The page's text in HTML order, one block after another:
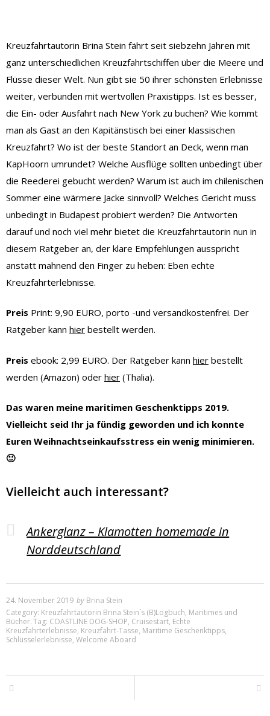
Kreuzfahrtautorin Brina Stein fährt seit siebzehn Jahren mit
ganz unterschiedlichen Kreuzfahrtschiffen über die Meere und
Flüsse dieser Welt. Nun gibt sie 50 ihrer schönsten Erlebnisse
weiter, verbunden mit wertvollen Praxistipps. Ist es besser,
die Ein- oder Ausfahrt nach New York zu buchen? Wie kommt
man als Gast an den Kapitänstisch bei einer klassischen
Kreuzfahrt? Wo ist der beste Standort an Deck, wenn man
KapHoorn umrundet? Welche Ausflüge sollten unbedingt über
die Reederei gebucht werden? Warum ist auch im chilenischen
Sommer eine wärmere Jacke sinnvoll? Welches Gericht muss
unbedingt in Budapest probiert werden? Die Antworten
darauf und noch viel mehr bietet die Kreuzfahrtautorin nun in
diesem Ratgeber an, der klare Empfehlungen ausspricht
anstatt mahnend den Finger zu heben: Eben echte
Kreuzfahrterlebnisse.
Preis Print: 9,90 EURO, porto -und versandkostenfrei. Der
Ratgeber kann hier bestellt werden.
Preis ebook: 2,99 EURO. Der Ratgeber kann hier bestellt
werden (Amazon) oder hier (Thalia).
Das waren meine maritimen Geschenktipps 2019.
Vielleicht seid Ihr ja fündig geworden und ich konnte
Euren Weihnachtseinkaufsstress ein wenig minimieren.
🙂
Vielleicht auch interessant?
Ankerglanz – Klamotten homemade in
Norddeutschland
24. November 2019 by Brina Stein
Category: Kreuzfahrtautorin Brina Stein´s (B)Logbuch, Maritimes und
Bücher.Tag: COASTLINE DOG-SHOP, Cruisestart, Echte
Kreuzfahrterlebnisse, Kreuzfahrt-Tasse, Maritime Geschenktipps,
Schlüsselerlebnisse, Welcome Aboard